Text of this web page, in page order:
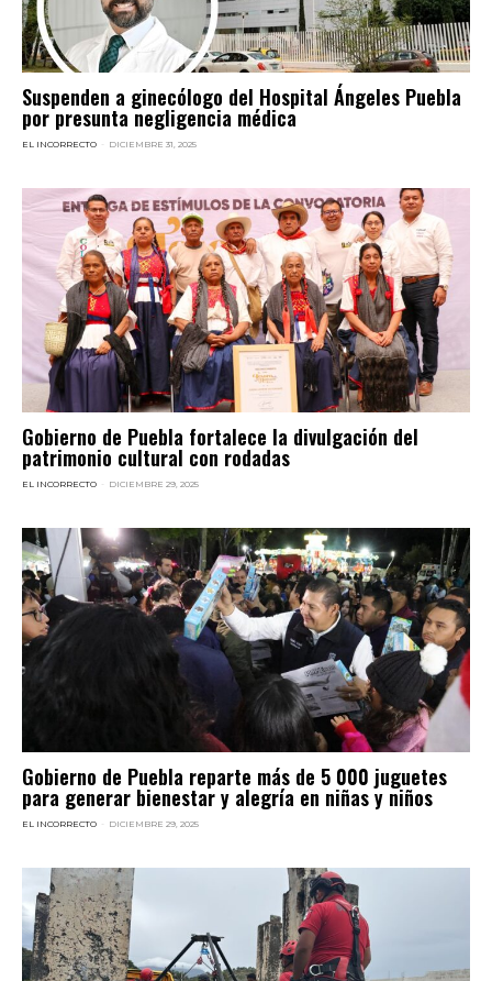
Suspenden a ginecólogo del Hospital Ángeles Puebla
por presunta negligencia médica
EL INCORRECTO - DICIEMBRE 31, 2025
Gobierno de Puebla fortalece la divulgación del
patrimonio cultural con rodadas
EL INCORRECTO - DICIEMBRE 29, 2025
Gobierno de Puebla reparte más de 5 000 juguetes
para generar bienestar y alegría en niñas y niños
EL INCORRECTO - DICIEMBRE 29, 2025